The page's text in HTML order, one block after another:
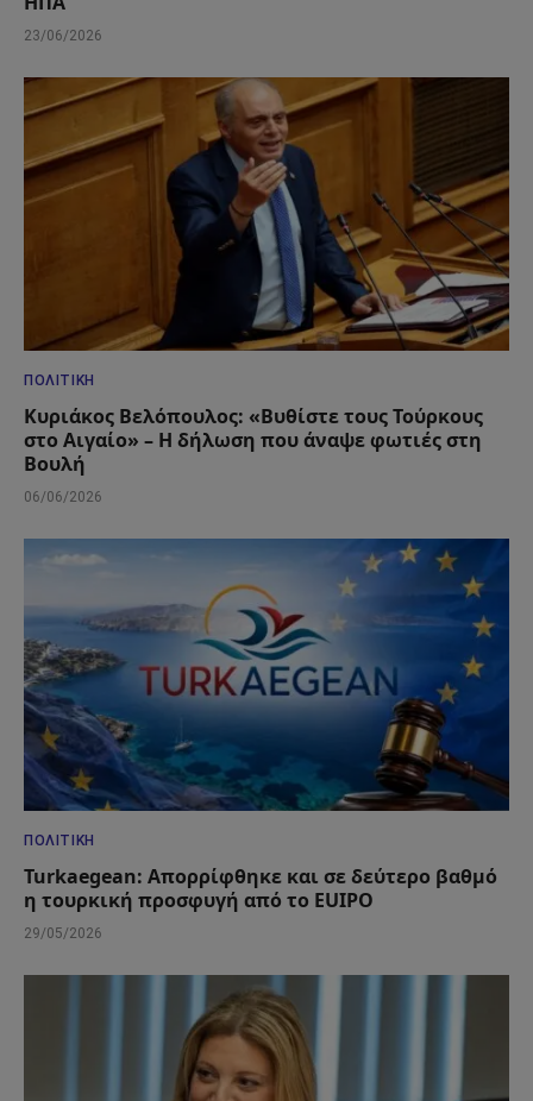
23/06/2026
ΠΟΛΙΤΙΚΉ
Κυριάκος Βελόπουλος: «Βυθίστε τους Τούρκους
στο Αιγαίο» – Η δήλωση που άναψε φωτιές στη
Βουλή
06/06/2026
ΠΟΛΙΤΙΚΉ
Turkaegean: Απορρίφθηκε και σε δεύτερο βαθμό
η τουρκική προσφυγή από το EUIPO
29/05/2026